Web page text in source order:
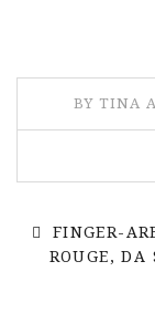
BY TINA
FINGER-
ROUGE, DA